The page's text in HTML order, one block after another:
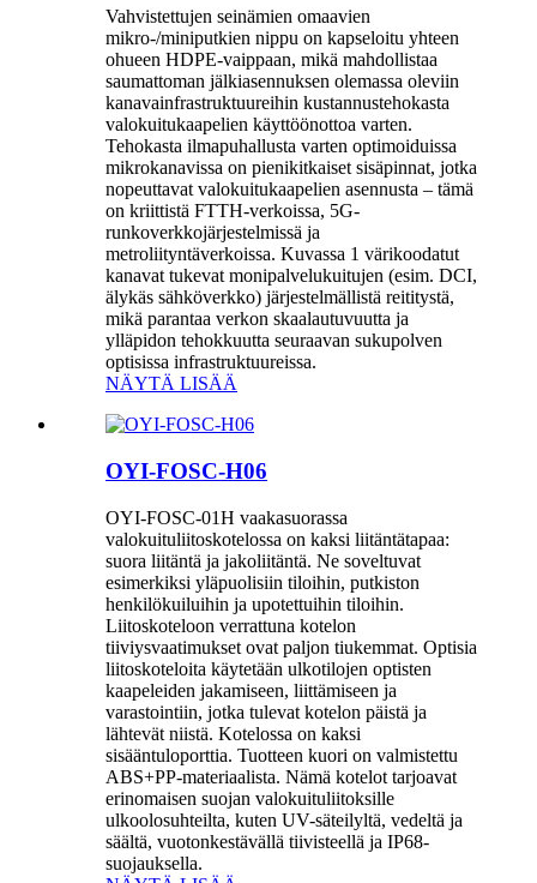
Vahvistettujen seinämien omaavien
mikro-/miniputkien nippu on kapseloitu yhteen
ohueen HDPE-vaippaan, mikä mahdollistaa
saumattoman jälkiasennuksen olemassa oleviin
kanavainfrastruktuureihin kustannustehokasta
valokuitukaapelien käyttöönottoa varten.
Tehokasta ilmapuhallusta varten optimoiduissa
mikrokanavissa on pienikitkaiset sisäpinnat, jotka
nopeuttavat valokuitukaapelien asennusta – tämä
on kriittistä FTTH-verkoissa, 5G-
runkoverkkojärjestelmissä ja
metroliityntäverkoissa. Kuvassa 1 värikoodatut
kanavat tukevat monipalvelukuitujen (esim. DCI,
älykäs sähköverkko) järjestelmällistä reititystä,
mikä parantaa verkon skaalautuvuutta ja
ylläpidon tehokkuutta seuraavan sukupolven
optisissa infrastruktuureissa.
NÄYTÄ LISÄÄ
OYI-FOSC-H06
OYI-FOSC-01H vaakasuorassa
valokuituliitoskotelossa on kaksi liitäntätapaa:
suora liitäntä ja jakoliitäntä. Ne soveltuvat
esimerkiksi yläpuolisiin tiloihin, putkiston
henkilökuiluihin ja upotettuihin tiloihin.
Liitoskoteloon verrattuna kotelon
tiiviysvaatimukset ovat paljon tiukemmat. Optisia
liitoskoteloita käytetään ulkotilojen optisten
kaapeleiden jakamiseen, liittämiseen ja
varastointiin, jotka tulevat kotelon päistä ja
lähtevät niistä. Kotelossa on kaksi
sisääntuloporttia. Tuotteen kuori on valmistettu
ABS+PP-materiaalista. Nämä kotelot tarjoavat
erinomaisen suojan valokuituliitoksille
ulkoolosuhteilta, kuten UV-säteilyltä, vedeltä ja
säältä, vuotonkestävällä tiivisteellä ja IP68-
suojauksella.